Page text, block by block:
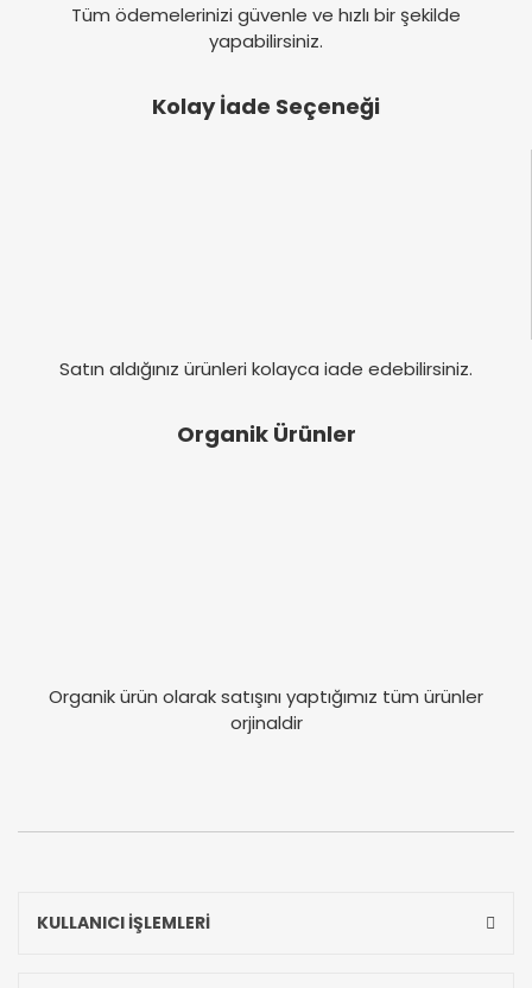
Tüm ödemelerinizi güvenle ve hızlı bir şekilde
yapabilirsiniz.
Kolay İade Seçeneği
Satın aldığınız ürünleri kolayca iade edebilirsiniz.
Organik Ürünler
Organik ürün olarak satışını yaptığımız tüm ürünler
orjinaldir
KULLANICI İŞLEMLERİ